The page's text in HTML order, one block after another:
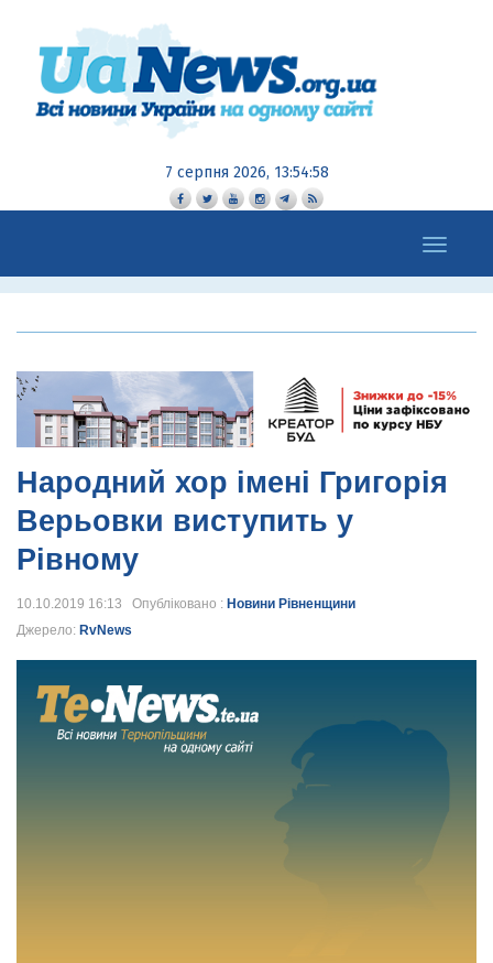
7 серпня 2026, 13:54:59
Toggle
navigation
Народний хор імені Григорія
Верьовки виступить у
Рівному
10.10.2019 16:13 Опубліковано : Новини Рівненщини
Джерело: RvNews